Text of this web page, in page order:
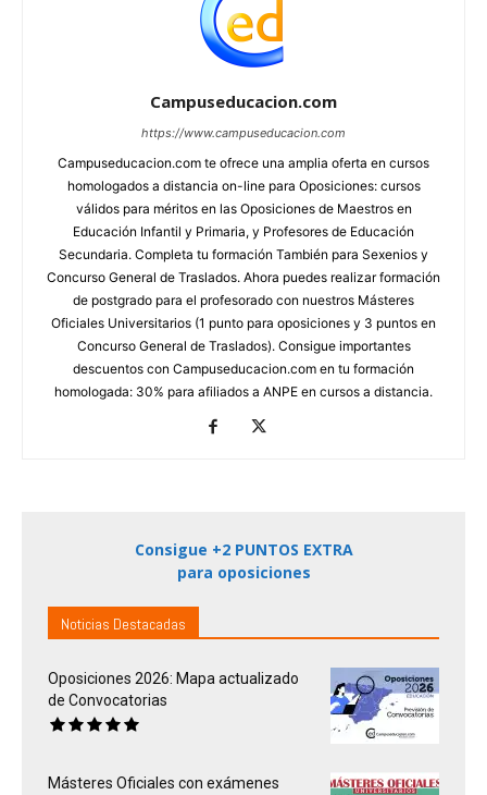
Campuseducacion.com
https://www.campuseducacion.com
Campuseducacion.com te ofrece una amplia oferta en cursos
homologados a distancia on-line para Oposiciones: cursos
válidos para méritos en las Oposiciones de Maestros en
Educación Infantil y Primaria, y Profesores de Educación
Secundaria. Completa tu formación También para Sexenios y
Concurso General de Traslados. Ahora puedes realizar formación
de postgrado para el profesorado con nuestros Másteres
Oficiales Universitarios (1 punto para oposiciones y 3 puntos en
Concurso General de Traslados). Consigue importantes
descuentos con Campuseducacion.com en tu formación
homologada: 30% para afiliados a ANPE en cursos a distancia.
Consigue +2 PUNTOS EXTRA
para oposiciones
Noticias Destacadas
Oposiciones 2026: Mapa actualizado
de Convocatorias
Másteres Oficiales con exámenes